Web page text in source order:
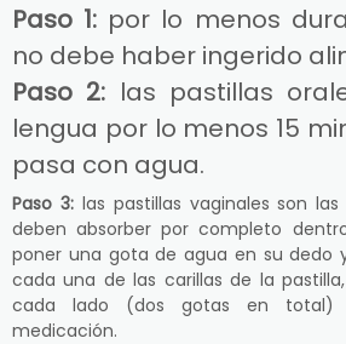
Paso 1: por lo menos
no debe haber ingerido
Paso 2: las pastillas
lengua por lo menos 15
pasa con agua.
Paso 3:las pastillas vaginales son
deben absorber por completo
poner una gota de agua en su dedo
cada una de las carillas de la
cada lado (dos gotas en total)
medicación.